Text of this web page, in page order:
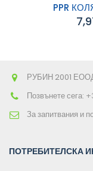
PPR
РУБИН 2001
Позвънете сега:
За запитвания и
ПОТРЕБИТЕЛСКА